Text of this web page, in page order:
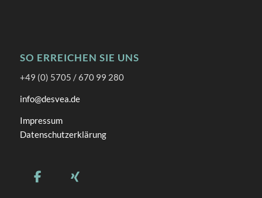
SO ERREICHEN SIE UNS
+49 (0) 5705 / 670 99 280
info@desvea.de
Impressum
Datenschutzerklärung